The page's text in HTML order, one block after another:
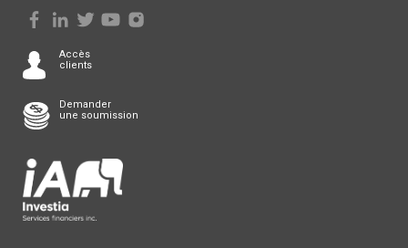
Accès
clients
Demander
une soumission